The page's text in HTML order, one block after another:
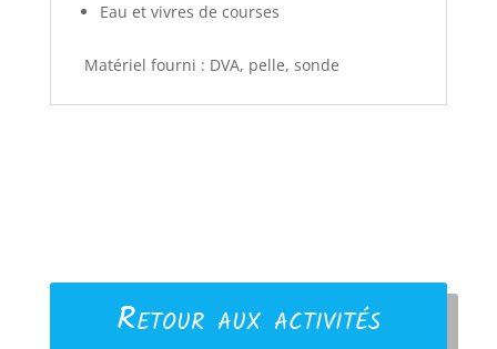
Eau et vivres de courses
Matériel fourni : DVA, pelle, sonde
Retour aux activités